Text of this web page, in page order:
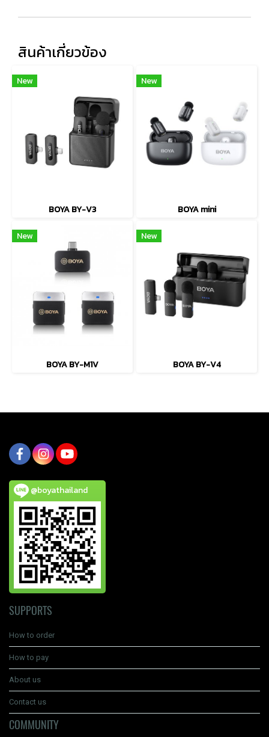
สินค้าเกี่ยวข้อง
New
BOYA BY-V3
New
BOYA mini
New
BOYA BY-M1V
New
BOYA BY-V4
@boyathailand
SUPPORTS
How to order
How to pay
About us
Contact us
COMMUNITY